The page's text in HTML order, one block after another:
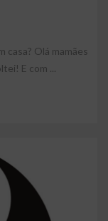
casa? Olá mamães
E com ...